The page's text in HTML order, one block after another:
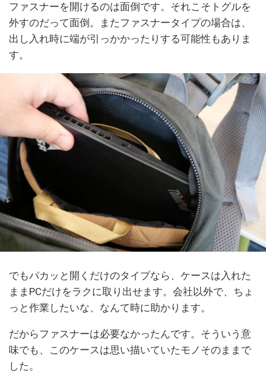
ファスナーを開けるのは面倒です。それこそトグルを
外すのだって面倒。またファスナータイプの場合は、
出し入れ時に端が引っかかったりする可能性もありま
す。
でもパカッと開くだけのタイプなら、ケースは入れた
ままPCだけをラクに取り出せます。会社以外で、ちょ
っと作業したいな、なんて時に助かります。
だからファスナーは必要なかったんです。そういう意
味でも、このケースは思い描いていたモノそのままで
した。